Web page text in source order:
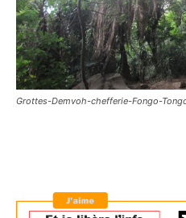
Grottes-Demvoh-chefferie-Fongo-